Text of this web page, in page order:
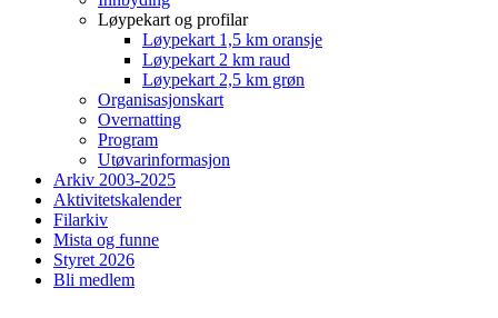
Løypekart og profilar
Løypekart 1,5 km oransje
Løypekart 2 km raud
Løypekart 2,5 km grøn
Organisasjonskart
Overnatting
Program
Utøvarinformasjon
Arkiv 2003-2025
Aktivitetskalender
Filarkiv
Mista og funne
Styret 2026
Bli medlem